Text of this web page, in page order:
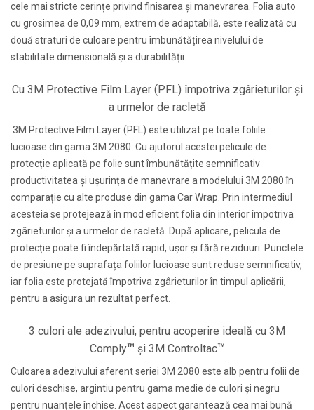
cele mai stricte cerințe privind finisarea și manevrarea. Folia auto
cu grosimea de 0,09 mm, extrem de adaptabilă, este realizată cu
două straturi de culoare pentru îmbunătățirea nivelului de
stabilitate dimensională și a durabilității.
Cu 3M Protective Film Layer (PFL) împotriva zgârieturilor și
a urmelor de racletă
3M Protective Film Layer (PFL) este utilizat pe toate foliile
lucioase din gama 3M 2080. Cu ajutorul acestei pelicule de
protecție aplicată pe folie sunt îmbunătățite semnificativ
productivitatea și ușurința de manevrare a modelului 3M 2080 în
comparație cu alte produse din gama Car Wrap. Prin intermediul
acesteia se protejează în mod eficient folia din interior împotriva
zgârieturilor și a urmelor de racletă. După aplicare, pelicula de
protecție poate fi îndepărtată rapid, ușor și fără reziduuri. Punctele
de presiune pe suprafața foliilor lucioase sunt reduse semnificativ,
iar folia este protejată împotriva zgârieturilor în timpul aplicării,
pentru a asigura un rezultat perfect.
3 culori ale adezivului, pentru acoperire ideală cu 3M
Comply™ și 3M Controltac™
Culoarea adezivului aferent seriei 3M 2080 este alb pentru folii de
culori deschise, argintiu pentru gama medie de culori și negru
pentru nuanțele închise. Acest aspect garantează cea mai bună